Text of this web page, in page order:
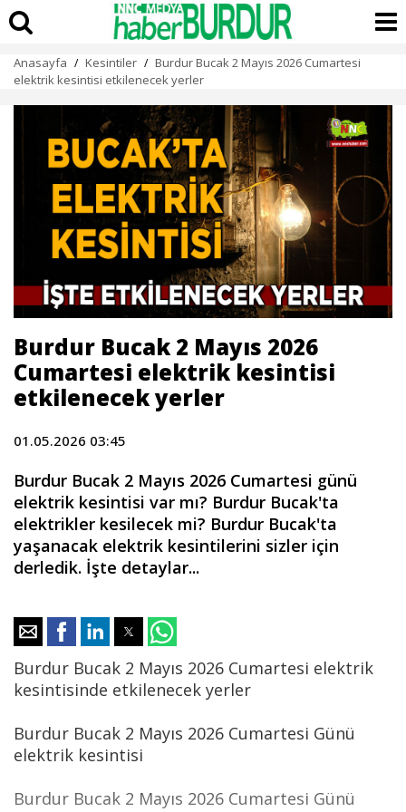
Anasayfa / Kesintiler / Burdur Bucak 2 Mayıs 2026 Cumartesi
elektrik kesintisi etkilenecek yerler
Burdur Bucak 2 Mayıs 2026
Cumartesi elektrik kesintisi
etkilenecek yerler
01.05.2026 03:45
Burdur Bucak 2 Mayıs 2026 Cumartesi günü
elektrik kesintisi var mı? Burdur Bucak'ta
elektrikler kesilecek mi? Burdur Bucak'ta
yaşanacak elektrik kesintilerini sizler için
derledik. İşte detaylar...
Burdur Bucak 2 Mayıs 2026 Cumartesi elektrik
kesintisinde etkilenecek yerler
Burdur Bucak 2 Mayıs 2026 Cumartesi Günü
elektrik kesintisi
Burdur Bucak 2 Mayıs 2026 Cumartesi Günü